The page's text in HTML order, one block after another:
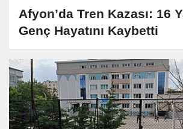
Afyon’da Tren Kazası: 16
Genç Hayatını Kaybetti